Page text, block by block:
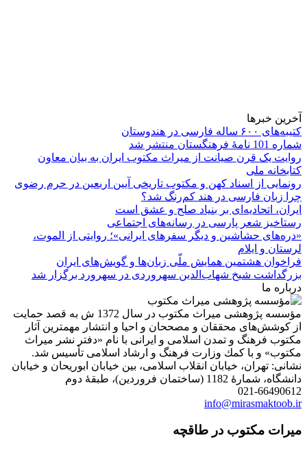
آخرین خبرها
کتیبه‌های ۶۰۰ ساله فارسی در هندوستان
شماره 101 نامۀ فرهنگستان منتشر شد
روایت یک قرن صیانت از میراث مکتوب ایران به بیان معاون
کتابخانه ملی
رونمایی از اسناد کهن و مکتوب تاریخی آیین اربعین در حرم رضوی
چرا زبان فارسی در هند کم‌رنگ شد؟
ایران، اتحادیه‌ای بر بنیاد صلح و عشق است
رستاخیز شعر پارسی در رسانه‌های اجتماعی
«دره‌های حشاشین و دیگر سفرهای ایرانی»؛ روایتی از الموت،
لرستان و ایلام
فراخوان هشتمین همایش ملّی زبان‌ها و گویش‌های ایران
بزرگداشت شیخ شهاب‌الدین سهروردی در سهرورد برگزار شد
درباره ما
مؤسسه پژوهشی میراث مكتوب در سال 1372 ش به قصد حمایت
از كوشش‌های محققان و مصححان و احیا و انتشار مهمترین آثار
مكتوب فرهنگ و تمدن اسلامی و ایرانی با نام «دفتر نشر میراث
مكتوب» و با كمك وزارت فرهنگ و ارشاد اسلامی تأسیس شد.
نشانی: تهران، خیابان انقلاب اسلامی، بین خیابان ابوریحان و خیابان
دانشگاه، شمارۀ 1182 (ساختمان فروردین)، طبقۀ دوم
021-66490612
info@mirasmaktoob.ir
میرات مکتوب در طاقچه